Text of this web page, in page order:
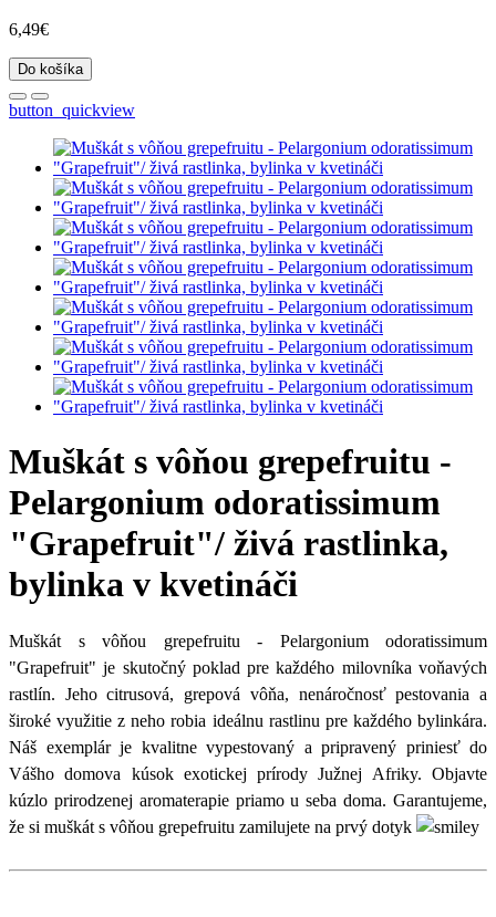
6,49€
Do košíka
button_quickview
Muškát s vôňou grepefruitu -
Pelargonium odoratissimum
"Grapefruit"/ živá rastlinka,
bylinka v kvetináči
Muškát s vôňou grepefruitu - Pelargonium odoratissimum
"Grapefruit" je skutočný poklad pre každého milovníka voňavých
rastlín. Jeho citrusová, grepová vôňa, nenáročnosť pestovania a
široké využitie z neho robia ideálnu rastlinu pre každého bylinkára.
Náš exemplár je kvalitne vypestovaný a pripravený priniesť do
Vášho domova kúsok exotickej prírody Južnej Afriky. Objavte
kúzlo prirodzenej aromaterapie priamo u seba doma. Garantujeme,
že si muškát s vôňou grepefruitu zamilujete na prvý dotyk